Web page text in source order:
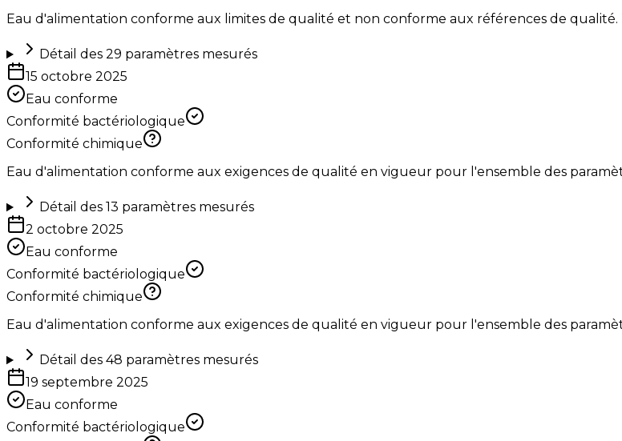
Eau d'alimentation conforme aux limites de qualité et non conforme aux références de
Détail des 29 paramètres mesurés
15 octobre 2025
Eau conforme
Conformité bactériologique
Conformité chimique
Eau d'alimentation conforme aux exigences de qualité en vigueur pour l'ensemble des
Détail des 13 paramètres mesurés
2 octobre 2025
Eau conforme
Conformité bactériologique
Conformité chimique
Eau d'alimentation conforme aux exigences de qualité en vigueur pour l'ensemble des
Détail des 48 paramètres mesurés
19 septembre 2025
Eau conforme
Conformité bactériologique